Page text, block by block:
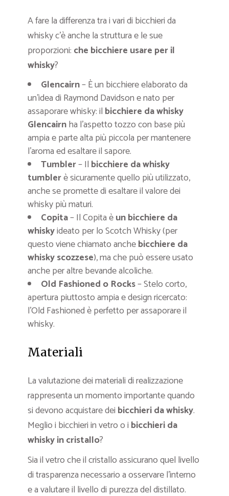
A fare la differenza tra i vari di bicchieri da
whisky c’è anche la struttura e le sue
proporzioni: che bicchiere usare per il
whisky?
Glencairn– È un bicchiere elaborato da
un’idea di Raymond Davidson e nato per
assaporare whisky: il bicchiere da whisky
Glencairnha l’aspetto tozzo con base più
ampia e parte alta più piccola per mantenere
l’aroma ed esaltare il sapore.
Tumbler– Il bicchiere da whisky
tumblerè sicuramente quello più utilizzato,
anche se promette di esaltare il valore dei
whisky più maturi.
Copita– Il Copita èun bicchiere da
whiskyideato per lo Scotch Whisky (per
questo viene chiamato anchebicchiere da
whisky scozzese), ma che può essere usato
anche per altre bevande alcoliche.
Old Fashioned o Rocks– Stelo corto,
apertura piuttosto ampia e design ricercato:
l’Old Fashioned è perfetto per assaporare il
whisky.
Materiali
La valutazione dei materiali di realizzazione
rappresenta un momento importante quando
si devono acquistare dei bicchieri da whisky.
Meglio i bicchieri in vetro o i bicchieri da
whisky in cristallo?
Sia il vetro che il cristallo assicurano quel livello
di trasparenza necessario a osservare l’interno
e a valutare il livello di purezza del distillato.